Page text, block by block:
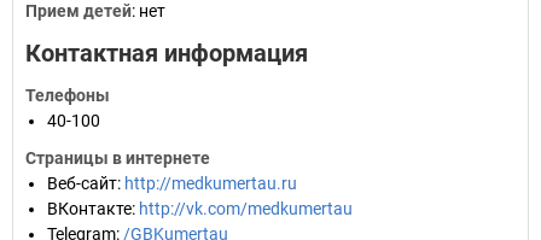
Прием детей: нет
Контактная информация
Телефоны
40-100
Страницы в интернете
Веб-сайт: http://medkumertau.ru
ВКонтакте: http://vk.com/medkumertau
Telegram: /GBKumertau